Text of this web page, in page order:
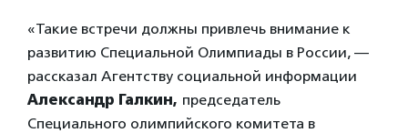
«Такие встречи должны привлечь внимание к
развитию Специальной Олимпиады в России, —
рассказал Агентству социальной информации
Александр Галкин, председатель
Специального олимпийского комитета в